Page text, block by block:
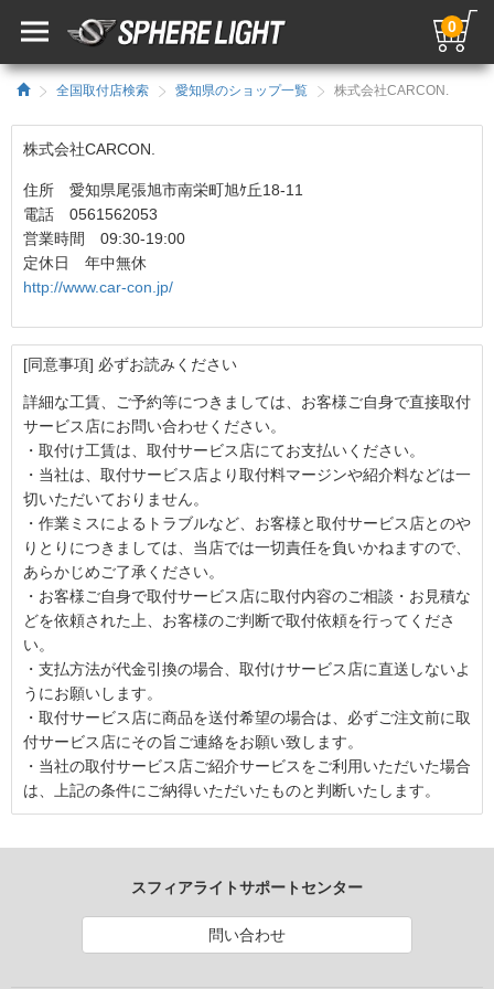
0
全国取付店検索 愛知県のショップ一覧 株式会社CARCON.
株式会社CARCON.
住所 愛知県尾張旭市南栄町旭ｹ丘18-11
電話 0561562053
営業時間 09:30-19:00
定休日 年中無休
http://www.car-con.jp/
[同意事項] 必ずお読みください
詳細な工賃、ご予約等につきましては、お客様ご自身で直接取付
サービス店にお問い合わせください。
・取付け工賃は、取付サービス店にてお支払いください。
・当社は、取付サービス店より取付料マージンや紹介料などは一
切いただいておりません。
・作業ミスによるトラブルなど、お客様と取付サービス店とのや
りとりにつきましては、当店では一切責任を負いかねますので、
あらかじめご了承ください。
・お客様ご自身で取付サービス店に取付内容のご相談・お見積な
どを依頼された上、お客様のご判断で取付依頼を行ってくださ
い。
・支払方法が代金引換の場合、取付けサービス店に直送しないよ
うにお願いします。
・取付サービス店に商品を送付希望の場合は、必ずご注文前に取
付サービス店にその旨ご連絡をお願い致します。
・当社の取付サービス店ご紹介サービスをご利用いただいた場合
は、上記の条件にご納得いただいたものと判断いたします。
スフィアライトサポートセンター
問い合わせ